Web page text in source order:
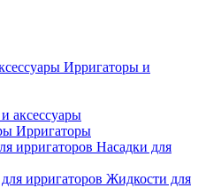
Ирригаторы и
аксессуары
Ирригаторы
Насадки для
Жидкости для